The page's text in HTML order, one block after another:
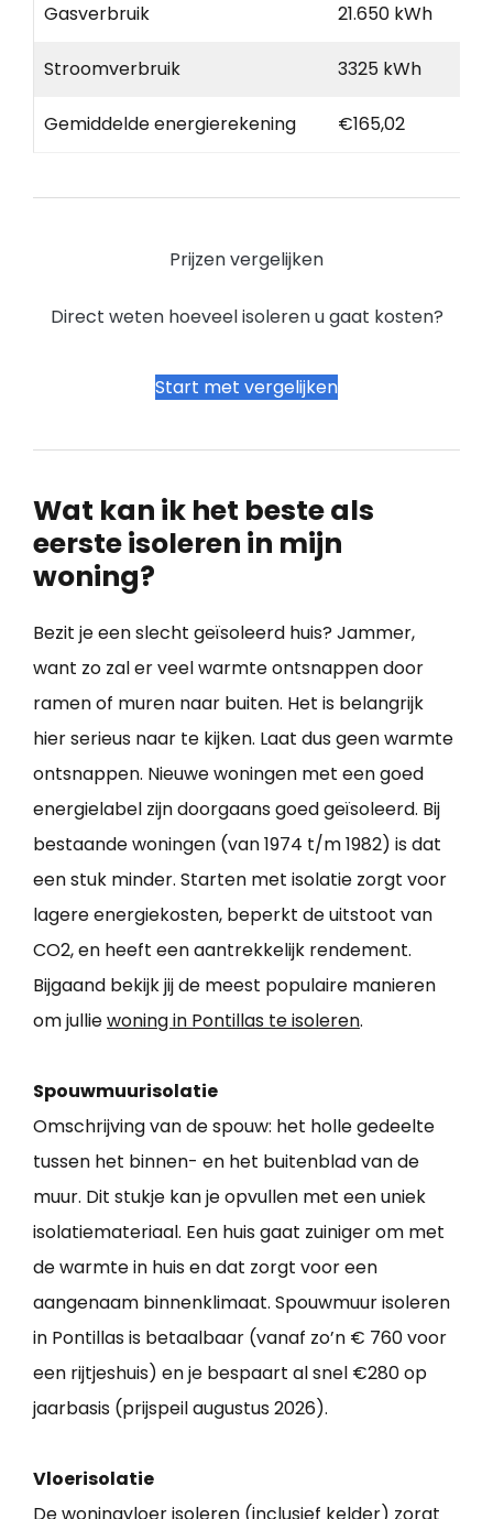
Gasverbruik 21.650 kWh
Stroomverbruik 3325 kWh
Gemiddelde energierekening €165,02
Prijzen vergelijken
Direct weten hoeveel isoleren u gaat kosten?
Start met vergelijken
Wat kan ik het beste als
eerste isoleren in mijn
woning?
Bezit je een slecht geïsoleerd huis? Jammer,
want zo zal er veel warmte ontsnappen door
ramen of muren naar buiten. Het is belangrijk
hier serieus naar te kijken. Laat dus geen warmte
ontsnappen. Nieuwe woningen met een goed
energielabel zijn doorgaans goed geïsoleerd. Bij
bestaande woningen (van 1974 t/m 1982) is dat
een stuk minder. Starten met isolatie zorgt voor
lagere energiekosten, beperkt de uitstoot van
CO2, en heeft een aantrekkelijk rendement.
Bijgaand bekijk jij de meest populaire manieren
om julliewoning in Pontillas te isoleren.
Spouwmuurisolatie
Omschrijving van de spouw: het holle gedeelte
tussen het binnen- en het buitenblad van de
muur. Dit stukje kan je opvullen met een uniek
isolatiemateriaal. Een huis gaat zuiniger om met
de warmte in huis en dat zorgt voor een
aangenaam binnenklimaat. Spouwmuur isoleren
in Pontillas is betaalbaar (vanaf zo’n € 760 voor
een rijtjeshuis) en je bespaart al snel €280 op
jaarbasis (prijspeil augustus 2026).
Vloerisolatie